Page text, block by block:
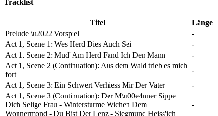
Tracklist
Titel
Länge
Prelude \u2022 Vorspiel
-
Act 1, Scene 1: Wes Herd Dies Auch Sei
-
Act 1, Scene 2: Mud' Am Herd Fand Ich Den Mann
-
Act 1, Scene 2 (Continuation): Aus dem Wald trieb es mich
fort
-
Act 1, Scene 3: Ein Schwert Verhiess Mir Der Vater
-
Act 1, Scene 3 (Continuation): Der M\u00e4nner Sippe -
Dich Selige Frau - Wintersturme Wichen Dem
Wonnermond - Du Bist Der Lenz - Siegmund Heiss'ich
-